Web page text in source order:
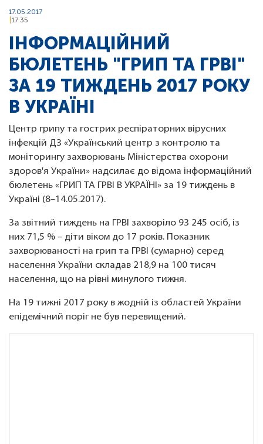
17.05.2017
17:35
ІНФОРМАЦІЙНИЙ
БЮЛЕТЕНЬ "ГРИП ТА ГРВІ"
ЗА 19 ТИЖДЕНЬ 2017 РОКУ
В УКРАЇНІ
Центр грипу та гострих респіраторних вірусних
інфекцій ДЗ «Український центр з контролю та
моніторингу захворювань Міністерства охорони
здоров'я України» надсилає до відома інформаційний
бюлетень «ГРИП ТА ГРВІ В УКРАЇНІ» за 19 тиждень в
Україні (8–14.05.2017).
За звітний тиждень на ГРВІ захворіло 93 245 осіб, із
них 71,5 % – діти віком до 17 років. Показник
захворюваності на грип та ГРВІ (сумарно) серед
населення України складав 218,9 на 100 тисяч
населення, що на рівні минулого тижня.
На 19 тижні 2017 року в жодній із областей України
епідемічний поріг не був перевищений.